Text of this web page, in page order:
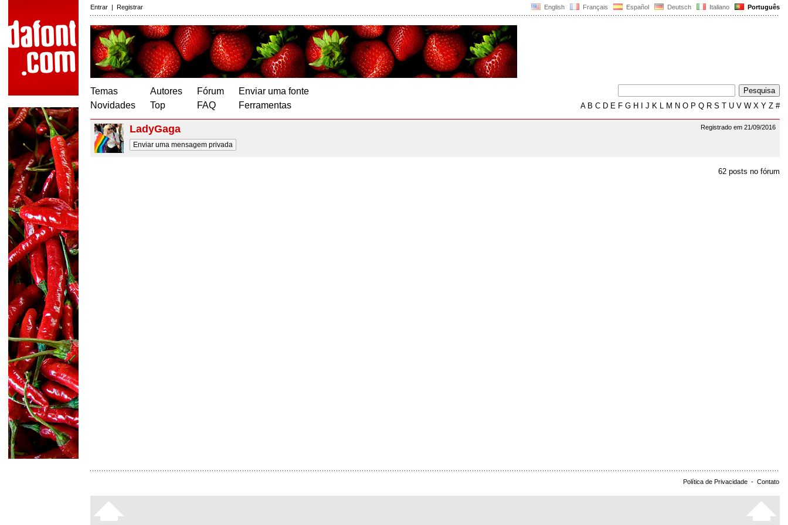
English Français Español Deutsch Italiano Português
Entrar | Registrar
Temas
Novidades
Autores
Top
Fórum
FAQ
Enviar uma fonte
Ferramentas
AB C D E F G H J K L M N O P Q R S T U V W X Y Z #
Registrado em 21/09/2016
LadyGaga
Enviar uma mensagem privada
62 posts no fórum
Política de Privacidade - Contato